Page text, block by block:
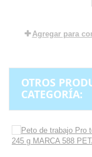
Agregar para
OTROS
CATEGORÍA: